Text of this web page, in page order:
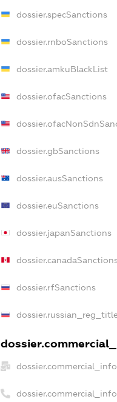
dossier.specSanctions
dossier.rnboSanctions
dossier.amkuBlackList
dossier.ofacSanctions
dossier.gbSanctions
dossier.ausSanctions
dossier.euSanctions
dossier.japanSanctions
dossier.rfSanctions